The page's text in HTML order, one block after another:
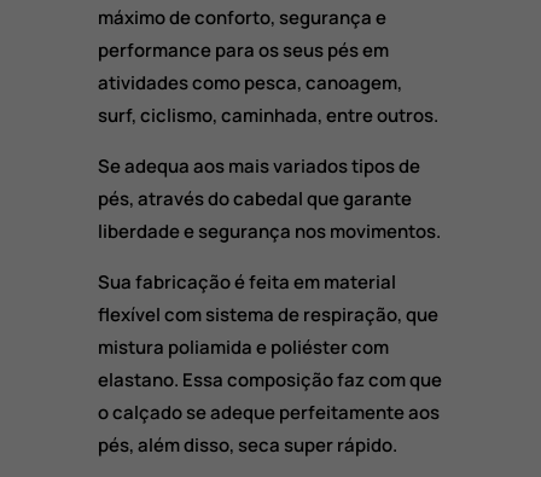
máximo de conforto, segurança e
performance para os seus pés em
atividades como pesca, canoagem,
surf, ciclismo, caminhada, entre outros.
Se adequa aos mais variados tipos de
pés, através do cabedal que garante
liberdade e segurança nos movimentos.
Sua fabricação é feita em material
flexível com sistema de respiração, que
mistura poliamida e poliéster com
elastano. Essa composição faz com que
o calçado se adeque perfeitamente aos
pés, além disso, seca super rápido.